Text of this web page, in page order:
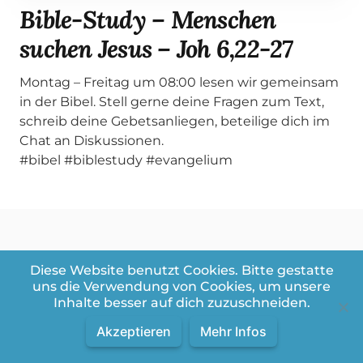
Bible-Study – Menschen
suchen Jesus – Joh 6,22-27
Montag – Freitag um 08:00 lesen wir gemeinsam
in der Bibel. Stell gerne deine Fragen zum Text,
schreib deine Gebetsanliegen, beteilige dich im
Chat an Diskussionen.
#bibel #biblestudy #evangelium
Weitere Videos aus der Playlist:
Online – Bible Study – Johannes
Evangelium
Videos in dieser Playlist
Diese Website benutzt Cookies. Bitte gestatte
uns die Verwendung von Cookies, um unsere
Inhalte besser auf dich zuzuschneiden.
Akzeptieren Mehr Infos